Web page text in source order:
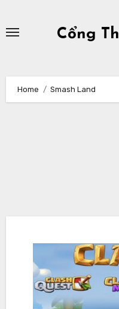
Cổng
Home Smash Land